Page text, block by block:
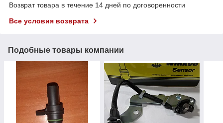
Возврат товара в течение 14 дней по договоренности
Все условия возврата
Подобные товары компании